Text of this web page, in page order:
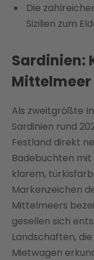
Die
Sizilien zum
Sardinien:
Mittelmeer
Als zweitgrößte
Sardinien rund
Festland direkt
Badebuchten
klarem,
Markenzeichen
Mittelmeers
gesellen sich
Landschaften,
Mietwagen